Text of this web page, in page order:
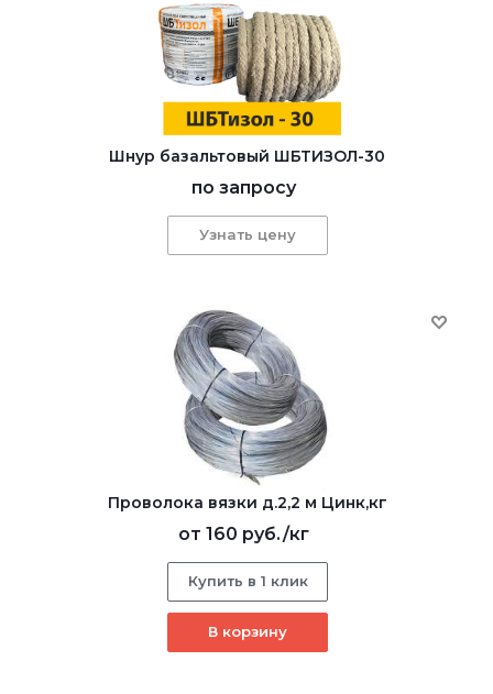
Шнур базальтовый ШБТИЗОЛ-30
по запросу
Узнать цену
Проволока вязки д.2,2 м Цинк,кг
от 160 руб./кг
Купить в 1 клик
В корзину